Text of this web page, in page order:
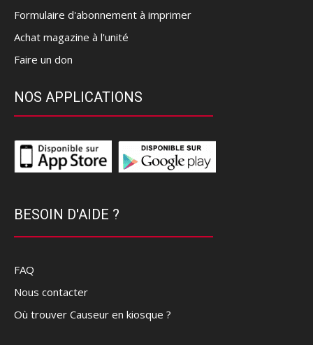
Formulaire d'abonnement à imprimer
Achat magazine à l'unité
Faire un don
NOS APPLICATIONS
BESOIN D'AIDE ?
FAQ
Nous contacter
Où trouver Causeur en kiosque ?